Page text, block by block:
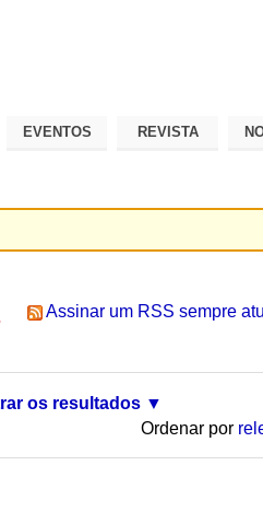
EVENTOS REVISTA
Assinar um RSS sempre
os resultados
Ordenar por